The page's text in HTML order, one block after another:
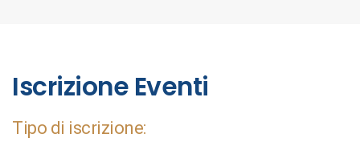
Iscrizione Eventi
Tipo di iscrizione: